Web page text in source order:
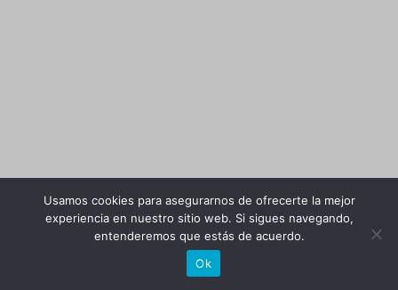
Usamos cookies para asegurarnos de ofrecerte la mejor
experiencia en nuestro sitio web. Si sigues navegando,
entenderemos que estás de acuerdo.
Ok